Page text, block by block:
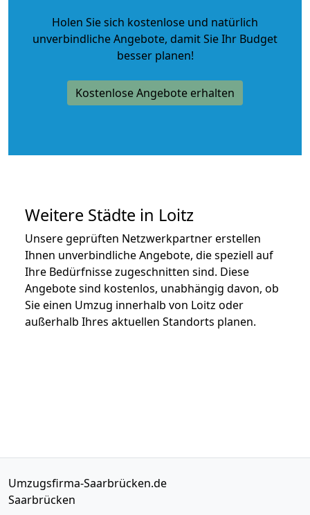
Holen Sie sich kostenlose und natürlich
unverbindliche Angebote, damit Sie Ihr Budget
besser planen!
Kostenlose Angebote erhalten
Weitere Städte in Loitz
Unsere geprüften Netzwerkpartner erstellen
Ihnen unverbindliche Angebote, die speziell auf
Ihre Bedürfnisse zugeschnitten sind. Diese
Angebote sind kostenlos, unabhängig davon, ob
Sie einen Umzug innerhalb von Loitz oder
außerhalb Ihres aktuellen Standorts planen.
Umzugsfirma-Saarbrücken.de
Saarbrücken